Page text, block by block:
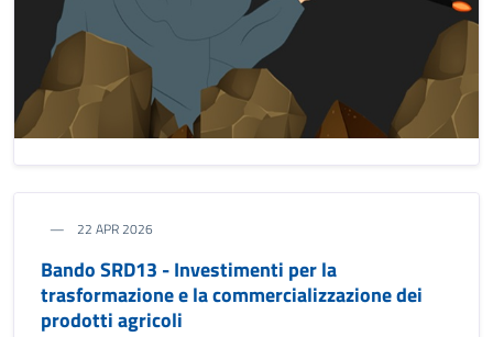
22 APR 2026
Bando SRD13 - Investimenti per la
trasformazione e la commercializzazione dei
prodotti agricoli